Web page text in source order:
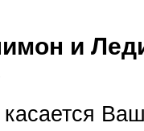
и
касается